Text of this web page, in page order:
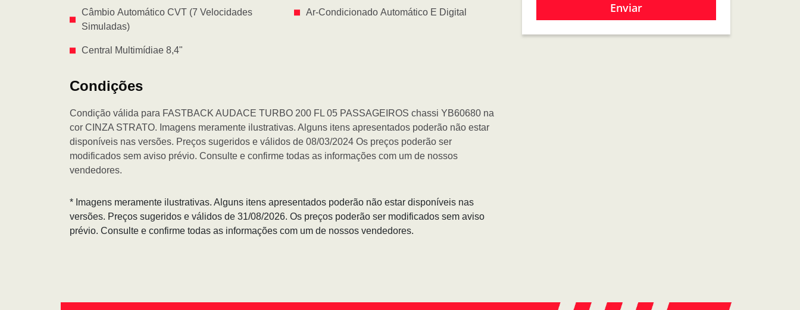
Câmbio Automático CVT (7 Velocidades
Simuladas)
Central Multimídiae 8,4"
Ar-Condicionado Automático E Digital
Condições
Condição válida para FASTBACK AUDACE TURBO 200 FL 05 PASSAGEIROS chassi YB60680 na
cor CINZA STRATO. Imagens meramente ilustrativas. Alguns itens apresentados poderão não estar
disponíveis nas versões. Preços sugeridos e válidos de 08/03/2024 Os preços poderão ser
modificados sem aviso prévio. Consulte e confirme todas as informações com um de nossos
vendedores.
* Imagens meramente ilustrativas. Alguns itens apresentados poderão não estar disponíveis nas
versões. Preços sugeridos e válidos de 31/08/2026. Os preços poderão ser modificados sem aviso
prévio. Consulte e confirme todas as informações com um de nossos vendedores.
Enviar